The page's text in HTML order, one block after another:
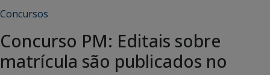
Concursos
Concurso PM: Editais sobre
matrícula são publicados no